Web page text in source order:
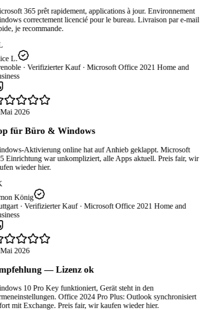
365 prêt rapidement, applications à jour. Environnement
correctement licencié pour le bureau. Livraison par e-mail
je recommande.
L.
· Verifizierter Kauf · Microsoft Office 2021 Home and
2026
für Büro & Windows
Aktivierung online hat auf Anhieb geklappt. Microsoft
Einrichtung war unkompliziert, alle Apps aktuell. Preis fair, wir
wieder hier.
König
· Verifizierter Kauf · Microsoft Office 2021 Home and
2026
— Lizenz ok
10 Pro Key funktioniert, Gerät steht in den
Office 2024 Pro Plus: Outlook synchronisiert
mit Exchange. Preis fair, wir kaufen wieder hier.